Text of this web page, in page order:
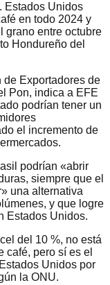
Estados Unidos
en todo 2024 y
grano entre octubre
Hondureño del
de Exportadores de
Pon, indica a EFE
podrían tener un
el incremento de
podrían «abrir
siempre que el
una alternativa
y que logre
Estados Unidos.
del 10 %, no está
café, pero sí es el
Unidos por
la ONU.